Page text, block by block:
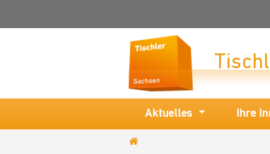
Aktuelles Ihre